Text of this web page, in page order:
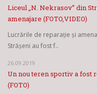
Liceul „N. Nekrasov” din
amenajare (FOTO,VIDEO)
Lucrările de reparație și
Strășeni au fost f..
26.09.2019
Un nou teren sportiv a fost
(FOTO)